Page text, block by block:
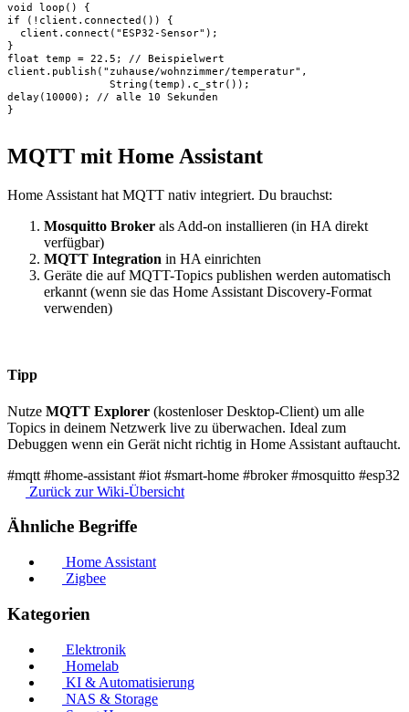
void loop() {
if (!client.connected()) {
  client.connect("ESP32-Sensor");
}
float temp = 22.5; // Beispielwert
client.publish("zuhause/wohnzimmer/temperatur",
                String(temp).c_str());
delay(10000); // alle 10 Sekunden
}
MQTT mit Home Assistant
Home Assistant hat MQTT nativ integriert. Du brauchst:
Mosquitto Broker als Add-on installieren (in HA direkt
verfügbar)
MQTT Integration in HA einrichten
Geräte die auf MQTT-Topics publishen werden automatisch
erkannt (wenn sie das Home Assistant Discovery-Format
verwenden)
Tipp
Nutze MQTT Explorer (kostenloser Desktop-Client) um alle
Topics in deinem Netzwerk live zu überwachen. Ideal zum
Debuggen wenn ein Gerät nicht richtig in Home Assistant auftaucht.
#mqtt #home-assistant #iot #smart-home #broker#mosquitto #esp32
Zurück zur Wiki-Übersicht
Ähnliche Begriffe
Home Assistant
Zigbee
Kategorien
Elektronik
Homelab
KI & Automatisierung
NAS & Storage